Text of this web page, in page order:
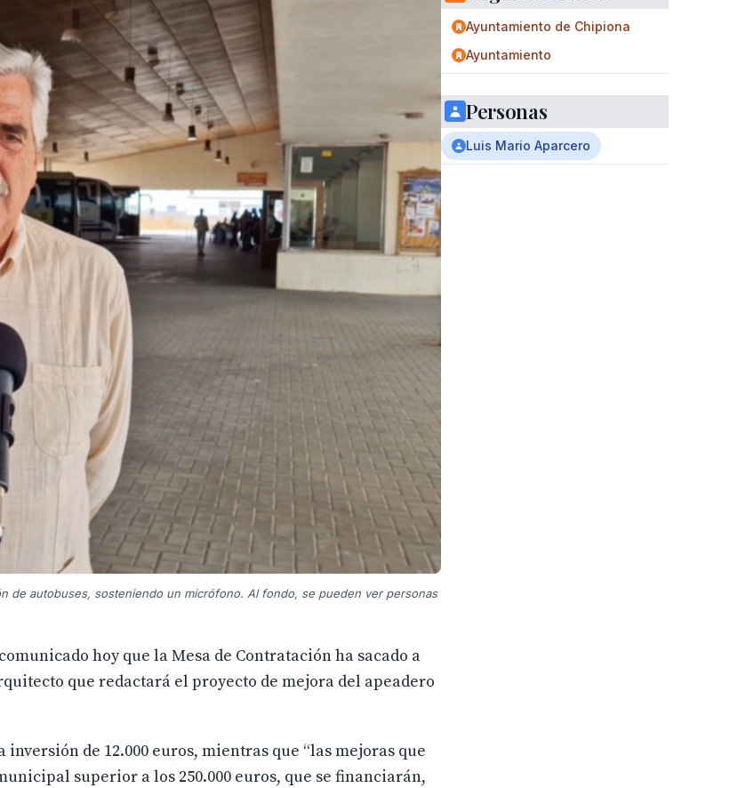
de autobuses, sosteniendo un micrófono. Al fondo, se pueden ver personas
hoy que la Mesa de Contratación ha sacado a
que redactará el proyecto de mejora del apeadero
de 12.000 euros, mientras que “las mejoras que
superior a los 250.000 euros, que se financiarán,
Ayuntamiento de Chipiona
Ayuntamiento
Personas
Luis Mario Aparcero